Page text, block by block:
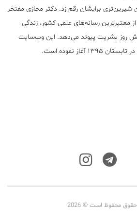
شیرین‌تری برایشان رقم زد. دکتر مجازی مفتخر
معتبر‌ترین رسانه‌های علمی کشور، زندگی
روز بشریت پیوند می‌دهد. این وب‌سایت
آغاز نموده است.
محفوظ است © 2026